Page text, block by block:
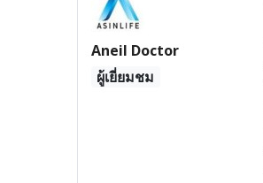
Aneil Doctor
ผู้เยี่ยมชม